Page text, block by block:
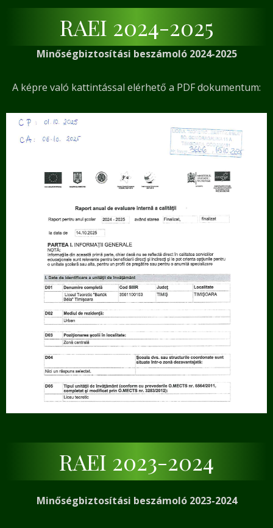
RAEI 2024-2025
Minőségbiztosítási beszámoló 2024-2025
A képre való kattintással elérhető a PDF dokumentum:
RAEI 2023-2024
Minőségbiztosítási beszámoló 2023-2024